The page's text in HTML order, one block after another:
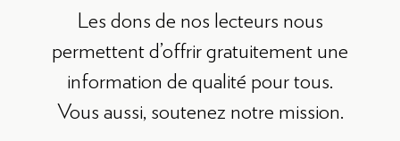
Les dons de nos lecteurs nous
permettent d’offrir gratuitement une
information de qualité pour tous.
Vous aussi, soutenez notre mission.